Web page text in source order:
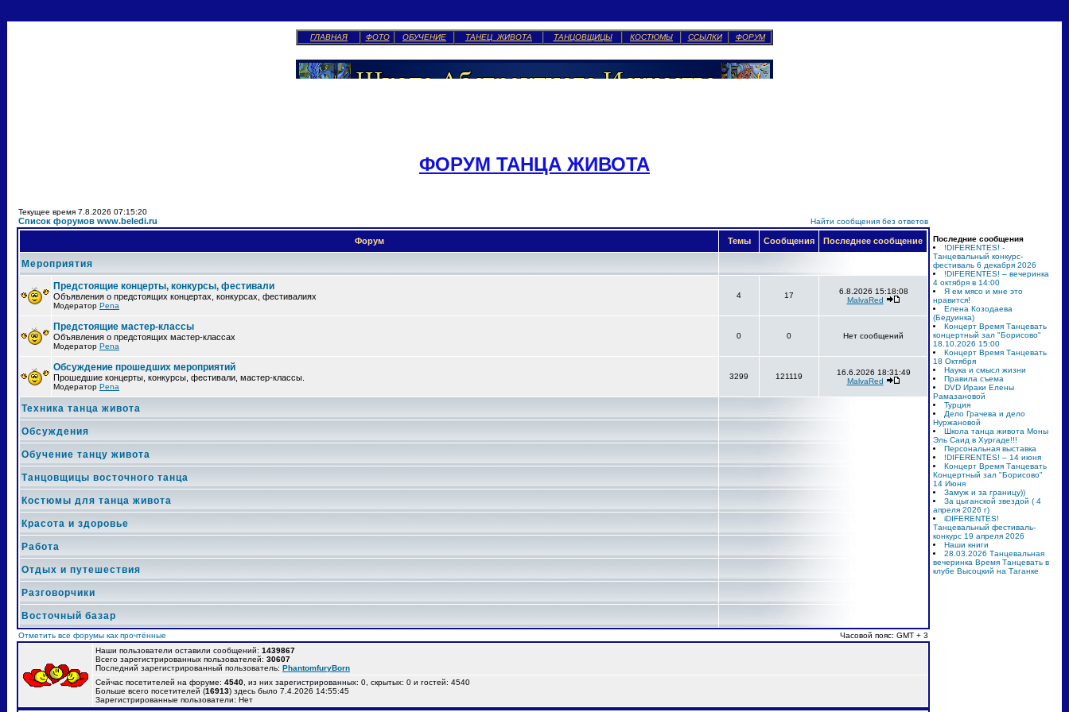
ГЛАВНАЯ ФОТО ОБУЧЕНИЕ ТАНЕЦ ЖИВОТА ТАНЦОВЩИЦЫ КОСТЮМЫ ССЫЛКИ ФОРУМ
ФОРУМ ТАНЦА ЖИВОТА
Текущее время 7.8.2026 07:15:20
Список форумов www.beledi.ru Найти сообщения без ответов
Форум Темы Сообщения Последнее сообщение
Мероприятия
Предстоящие концерты, конкурсы, фестивали
Объявления о предстоящих концертах, конкурсах, фестивалиях
Модератор Pena
4 17
6.8.2026 15:18:08
MalvaRed
Предстоящие мастер-классы
Объявления о предстоящих мастер-классах
Модератор Pena
0 0 Нет сообщений
Обсуждение прошедших мероприятий
Прошедшие концерты, конкурсы, фестивали, мастер-классы.
Модератор Pena
3299 121119
16.6.2026 18:31:49
MalvaRed
Техника танца живота
Обсуждения
Обучение танцу живота
Танцовщицы восточного танца
Костюмы для танца живота
Красота и здоровье
Работа
Отдых и путешествия
Разговорчики
Восточный базар
Отметить все форумы как прочтённые
Часовой пояс: GMT + 3
Наши пользователи оставили сообщений: 1439867
Всего зарегистрированных пользователей: 30607
Последний зарегистрированный пользователь: PhantomfuryBorn
Сейчас посетителей на форуме: 4540 , из них зарегистрированных: 0, скрытых: 0 и гостей: 4540
Больше всего посетителей (16913) здесь было 7.4.2026 14:55:45
Зарегистрированные пользователи: Нет
Последние сообщения
!DIFERENTES! -
Танцевальный конкурс-
фестиваль 6 декабря 2026
!DIFERENTES! – вечеринка
4 октября в 14:00
Я ем мясо и мне это
нравится!
Елена Козодаева
(Бедуинка)
Концерт Время Танцевать
концертный зал "Борисово"
18.10.2026 15:00
Концерт Время Танцевать
18 Октября
Наука и смысл жизни
Правила съема
DVD Ираки Елены
Рамазановой
Турция
Дело Грачева и дело
Нуржановой
Школа танца живота Моны
Эль Саид в Хургаде!!!
Персональная выставка
!DIFERENTES! – 14 июня
Концерт Время Танцевать
Концертный зал "Борисово"
14 Июня
Замуж и за границу))
За цыганской звездой ( 4
апреля 2026 г)
iDIFERENTES!
Танцевальный фестиваль-
конкурс 19 апреля 2026
Наши книги
28.03.2026 Танцевальная
вечеринка Время Танцевать в
клубе Высоцкий на Таганке